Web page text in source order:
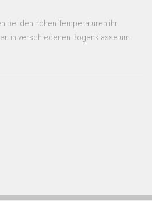
bei den hohen Temperaturen ihr
in verschiedenen Bogenklasse um